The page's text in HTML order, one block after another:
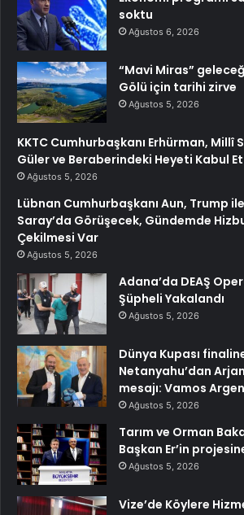
soktu
Ağustos 6, 2026
“Mavi Miras”
Gölü için tarihi zirve
Ağustos 5, 2026
KKTC Cumhurbaşkanı Erhürman, Millî
Güler ve Beraberindeki Heyeti Kabul
Ağustos 5, 2026
Lübnan Cumhurbaşkanı Aun, Trump
Saray’da Görüşecek, Gündemde
Çekilmesi Var
Ağustos 5, 2026
Adana’da DEAŞ
Şüpheli Yakalandı
Ağustos 5, 2026
Dünya Kupası
Netanyahu’dan
mesajı: Vamos
Ağustos 5, 2026
Tarım ve Orman
Başkan Er’in
Ağustos 5, 2026
Vize’de Köylere